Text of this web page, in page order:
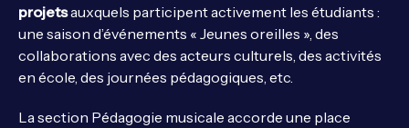
projetsauxquels participent activement les étudiants :
une saison d’événements « Jeunes oreilles », des
collaborations avec des acteurs culturels, des activités
en école, des journées pédagogiques, etc.
La section Pédagogie musicale accorde une place